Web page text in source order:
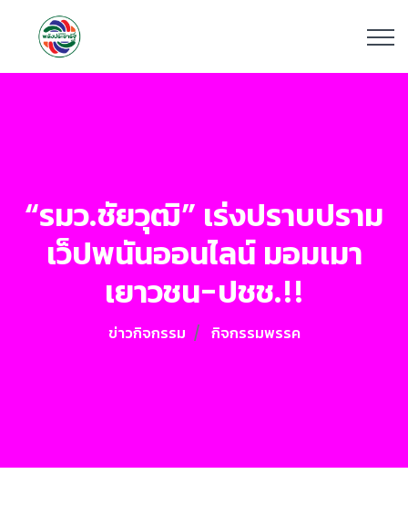
“รมว.ชัยวุฒิ” เร่งปราบปราม
เว็ปพนันออนไลน์ มอมเมา
เยาวชน-ปชช.!!
ข่าวกิจกรรม กิจกรรมพรรค